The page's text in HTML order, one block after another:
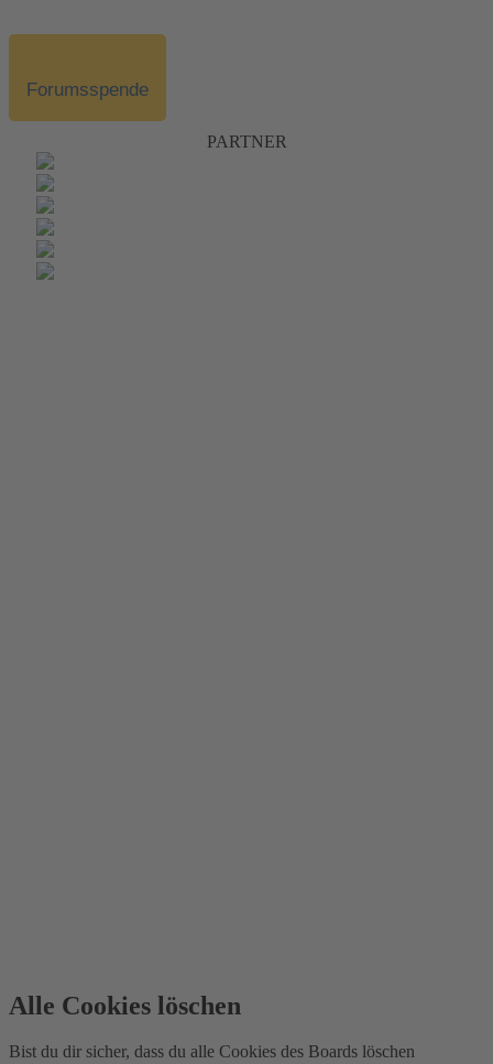
Forumsspende
PARTNER
Alle Cookies löschen
Bist du dir sicher, dass du alle Cookies des Boards löschen